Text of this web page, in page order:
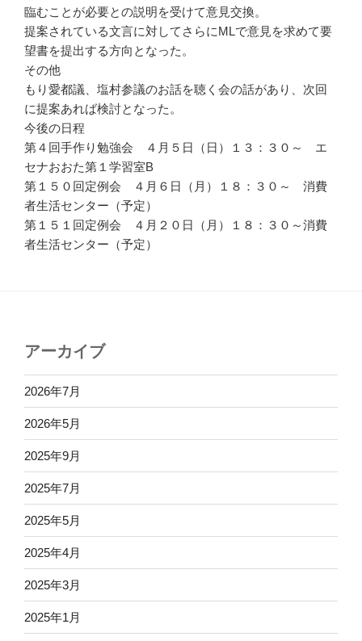
臨むことが必要との説明を受けて意見交換。
提案されている文言に対してさらにMLで意見を求めて要
望書を提出する方向となった。
その他
もり愛都議、塩村参議のお話を聴く会の話があり、次回
に提案あれば検討となった。
今後の日程
第４回手作り勉強会 ４月５日（日）１３：３０～ エ
セナおおた第１学習室B
第１５０回定例会 ４月６日（月）１８：３０～ 消費
者生活センター（予定）
第１５１回定例会 ４月２０日（月）１８：３０～消費
者生活センター（予定）
アーカイブ
2026年7月
2026年5月
2025年9月
2025年7月
2025年5月
2025年4月
2025年3月
2025年1月